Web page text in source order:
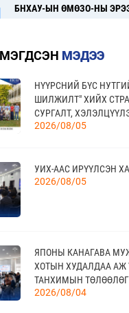
БНХАУ-ЫН ӨМӨЗО-НЫ
“FINE FOOD AUSTRALIA
ХҮНСНИЙ САЛБАРЫН
“УЛААНБААТАР ТҮНШЛЭЛ
САЛБАРЫН ОЛОН УЛСЫН
МОНГОЛЫН АРБИТРЫН
МЭДЭЭ
НҮҮРСНИЙ БҮС
ШИЛЖИЛТ" ХИЙХ
СУРГАЛТ,
2026/08/05
УИХ-ААС ИРҮҮЛСЭН
2026/08/05
ЯПОНЫ КАНАГАВА
ХОТЫН ХУДАЛДАА АЖ
ТАНХИМЫН
ҮНДЭСНИЙ
2026/08/04